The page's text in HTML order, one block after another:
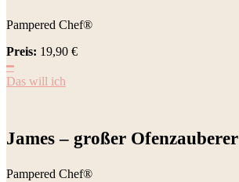
Pampered Chef®
Preis: 19,90 €
━
Das will ich
James – großer Ofenzauberer
Pampered Chef®